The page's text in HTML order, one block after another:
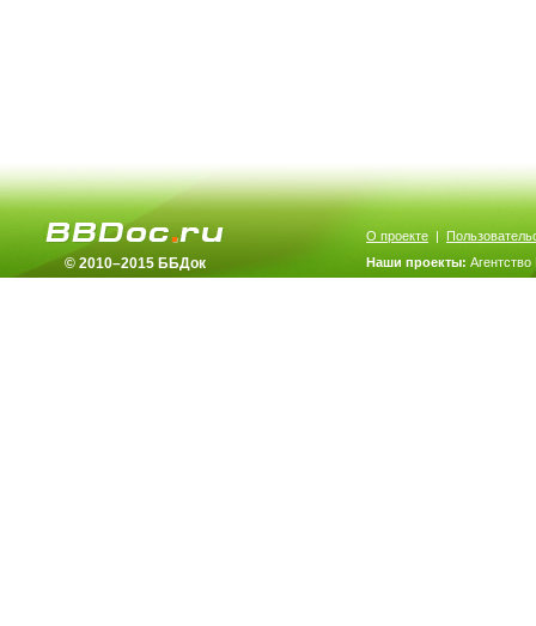
© 2010–2015 ББДок
О проекте |
Наши проекты: